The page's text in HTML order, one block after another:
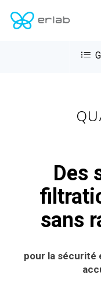
Des
sans
pour la sécurité